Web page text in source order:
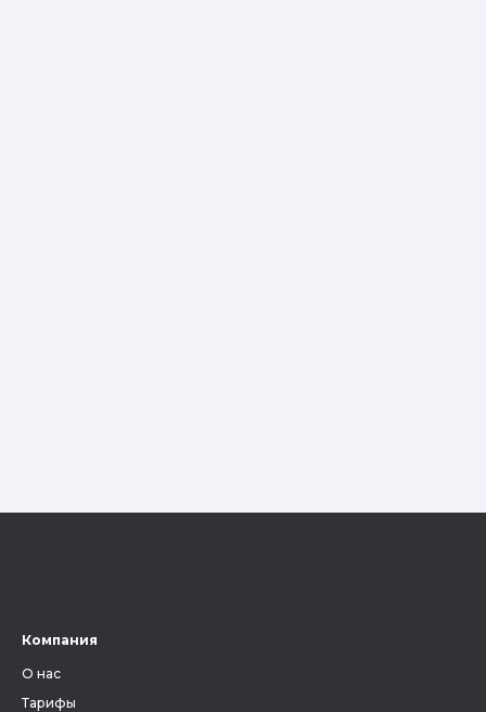
Компания
О нас
Тарифы